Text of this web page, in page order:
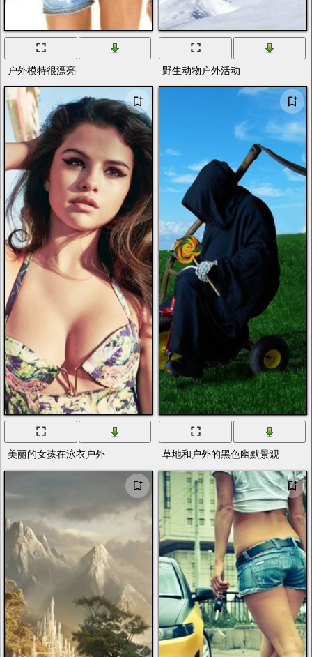
户外模特很漂亮 野生动物户外活动
美丽的女孩在泳衣户外 草地和户外的黑色幽默景观